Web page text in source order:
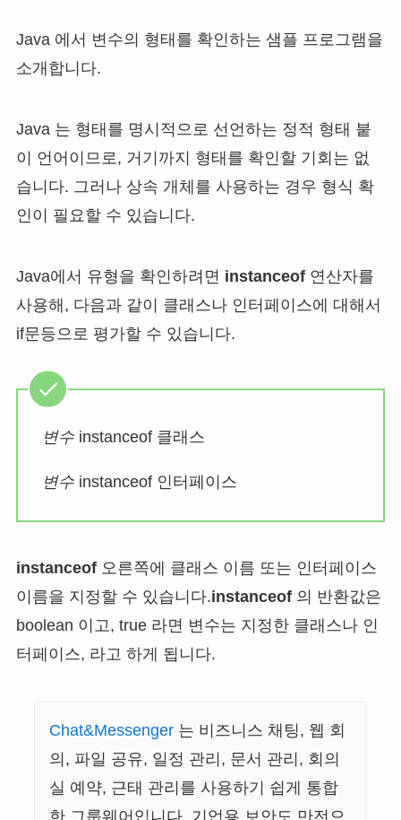
Java 에서 변수의 형태를 확인하는 샘플 프로그램을
소개합니다.
Java 는 형태를 명시적으로 선언하는 정적 형태 붙
이 언어이므로, 거기까지 형태를 확인할 기회는 없
습니다. 그러나 상속 개체를 사용하는 경우 형식 확
인이 필요할 수 있습니다.
Java에서 유형을 확인하려면 instanceof연산자를
사용해, 다음과 같이 클래스나 인터페이스에 대해서
if문등으로 평가할 수 있습니다.
변수instanceof 클래스
변수instanceof 인터페이스
instanceof오른쪽에 클래스 이름 또는 인터페이스
이름을 지정할 수 있습니다.instanceof의 반환값은
boolean 이고, true 라면 변수는 지정한 클래스나 인
터페이스, 라고 하게 됩니다.
Chat&Messenger 는 비즈니스 채팅, 웹 회
의, 파일 공유, 일정 관리, 문서 관리, 회의
실 예약, 근태 관리를 사용하기 쉽게 통합